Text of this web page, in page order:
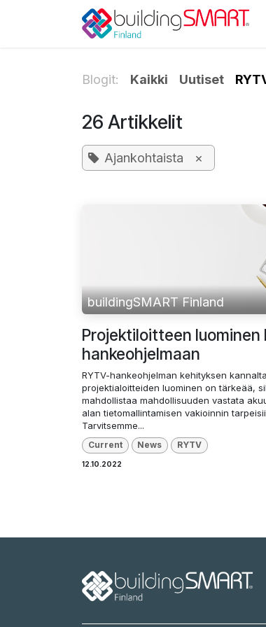
Blogit: Kaikki Uutiset
26 Artikkelit
Ajankohtaista ×
buildingSMART Finland
Projektiloitteen luominen
hankeohjelmaan
RYTV-hankeohjelman kehityksen kannalta
projektialoitteiden luominen on tärkeää,
mahdollistaa mahdollisuuden vastata
alan tietomallintamisen vakioinnin
Tarvitsemme...
Current News RYTV
12.10.2022